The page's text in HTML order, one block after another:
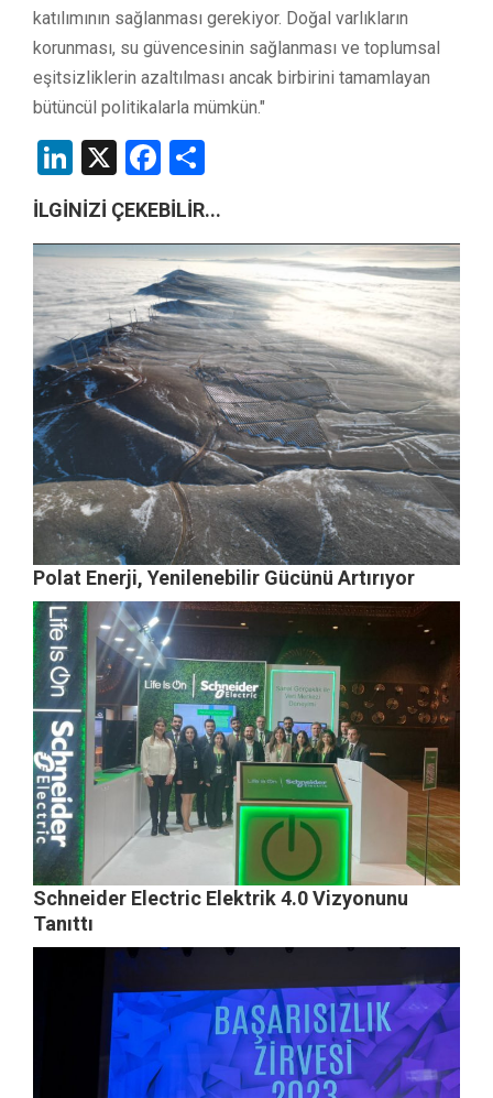
katılımının sağlanması gerekiyor. Doğal varlıkların
korunması, su güvencesinin sağlanması ve toplumsal
eşitsizliklerin azaltılması ancak birbirini tamamlayan
bütüncül politikalarla mümkün."
LinkedIn
X Facebook
İLGİNİZİ ÇEKEBİLİR...
Polat Enerji, Yenilenebilir Gücünü Artırıyor
Schneider Electric Elektrik 4.0 Vizyonunu
Tanıttı